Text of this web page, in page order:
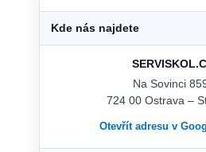
Kde nás najdete
Na Sovinci
724 00 Ostrava –
Otevřít adresu v